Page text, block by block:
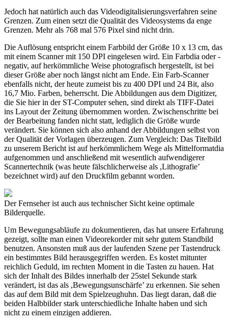
Jedoch hat natürlich auch das Videodigitalisierungsverfahren seine
Grenzen. Zum einen setzt die Qualität des Videosystems da enge
Grenzen. Mehr als 768 mal 576 Pixel sind nicht drin.
Die Auflösung entspricht einem Farbbild der Größe 10 x 13 cm, das
mit einem Scanner mit 150 DPI eingelesen wird. Ein Farbdia oder -
negativ, auf herkömmliche Weise photografisch hergestellt, ist bei
dieser Größe aber noch längst nicht am Ende. Ein Farb-Scanner
ebenfalls nicht, der heute zumeist bis zu 400 DPI und 24 Bit, also
16,7 Mio. Farben, beherrscht. Die Abbildungen aus dem Digitizer,
die Sie hier in der ST-Computer sehen, sind direkt als TIFF-Datei
ins Layout der Zeitung übernommen worden. Zwischenschritte bei
der Bearbeitung fanden nicht statt, lediglich die Größe wurde
verändert. Sie können sich also anhand der Abbildungen selbst von
der Qualität der Vorlagen überzeugen. Zum Vergleich: Das Titelbild
zu unserem Bericht ist auf herkömmlichem Wege als Mittelformatdia
aufgenommen und anschließend mit wesentlich aufwendigerer
Scannertechnik (was heute fälschlicherweise als ,Lithografie’
bezeichnet wird) auf den Druckfilm gebannt worden.
Der Fernseher ist auch aus technischer Sicht keine optimale
Bilderquelle.
Um Bewegungsabläufe zu dokumentieren, das hat unsere Erfahrung
gezeigt, sollte man einen Videorekorder mit sehr gutem Standbild
benutzen. Ansonsten muß aus der laufenden Szene per Tastendruck
ein bestimmtes Bild herausgegriffen werden. Es kostet mitunter
reichlich Geduld, im rechten Moment in die Tasten zu hauen. Hat
sich der Inhalt des Bildes innerhalb der 25stel Sekunde stark
verändert, ist das als ,Bewegungsunschärfe’ zu erkennen. Sie sehen
das auf dem Bild mit dem Spielzeughuhn. Das liegt daran, daß die
beiden Halbbilder stark unterschiedliche Inhalte haben und sich
nicht zu einem einzigen addieren.